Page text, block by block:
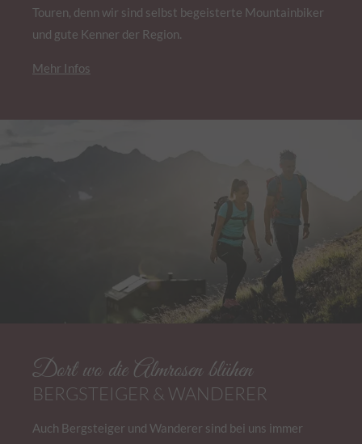
Touren, denn wir sind selbst begeisterte Mountainbiker
und gute Kenner der Region.
Mehr Infos
Dort wo die Almrosen blühen
BERGSTEIGER & WANDERER
Auch Bergsteiger und Wanderer sind bei uns immer